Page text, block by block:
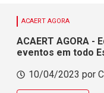
ACAERT AGORA
ACAERT AGORA -
eventos em todo
10/04/2023 por